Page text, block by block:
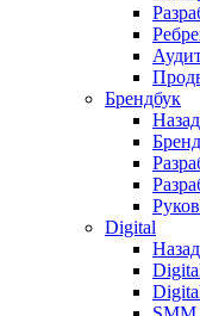
Брендбук
Назад
Digital
Назад